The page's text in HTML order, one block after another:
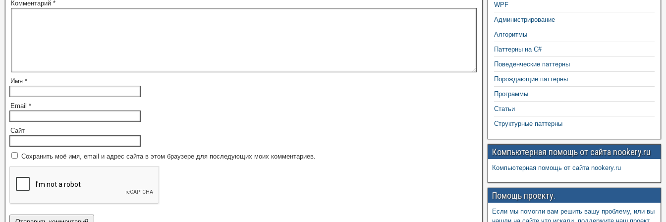
Комментарий *
Имя *
Email *
Сайт
Сохранить моё имя, email и адрес сайта в этом браузере для последующих моих комментариев.
WPF
Администрирование
Алгоритмы
Паттерны на C#
Поведенческие паттерны
Порождающие паттерны
Программы
Статьи
Структурные паттерны
Компьютерная помощь от сайта nookery.ru
Компьютерная помощь от сайта nookery.ru
Помощь проекту.
Если мы помогли вам решить вашу проблему, или вы